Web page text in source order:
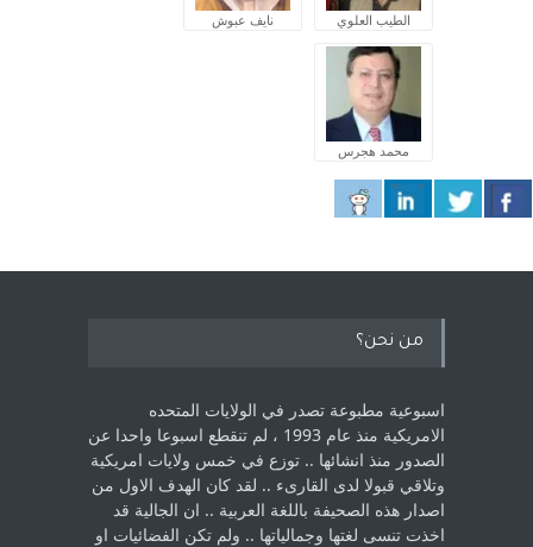
الطيب العلوي نايف عبوش
محمد هجرس
من نحن؟
اسبوعية مطبوعة تصدر في الولايات المتحده
الامريكية منذ عام 1993 ، لم ‏تنقطع اسبوعا واحدا عن
الصدور منذ انشائها .. توزع في خمس ولايات امريكية
‏وتلاقي قبولا لدى القارىء ..‏ لقد كان الهدف الاول من
اصدار هذه الصحيفة باللغة العربية .. ان الجالية قد
اخذت ‏تنسى لغتها وجمالياتها .. ولم تكن الفضائيات او